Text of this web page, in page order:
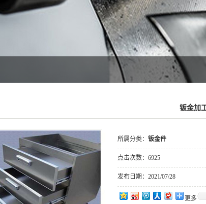
钣金加
所属分类： 钣金件
点击次数： 6925
发布日期： 2021/07/28
更多